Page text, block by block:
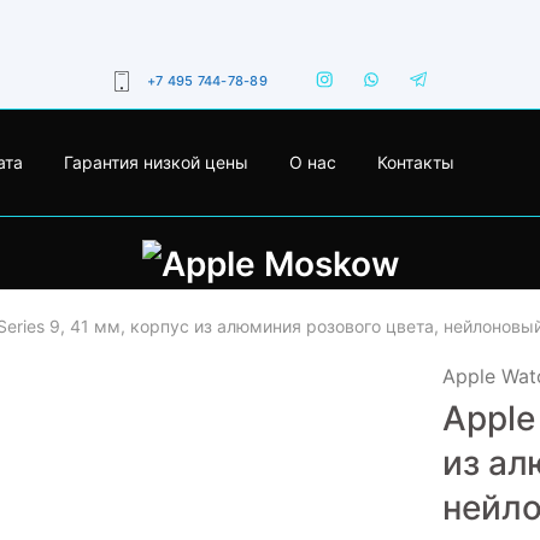
+7 495 744-78-89
Гарантия низкой цены О нас Контакты
9, 41 мм, корпус из алюминия розового цвета,
Apple
из